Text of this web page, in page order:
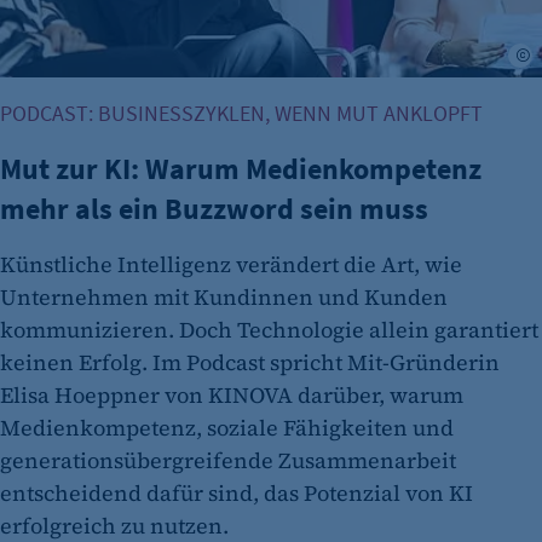
PODCAST: BUSINESSZYKLEN, WENN MUT ANKLOPFT
Mut zur KI: Warum Medienkompetenz
mehr als ein Buzzword sein muss
Künstliche Intelligenz verändert die Art, wie
Unternehmen mit Kundinnen und Kunden
kommunizieren. Doch Technologie allein garantiert
keinen Erfolg. Im Podcast spricht Mit-Gründerin
Elisa Hoeppner von KINOVA darüber, warum
Medienkompetenz, soziale Fähigkeiten und
generationsübergreifende Zusammenarbeit
entscheidend dafür sind, das Potenzial von KI
erfolgreich zu nutzen.